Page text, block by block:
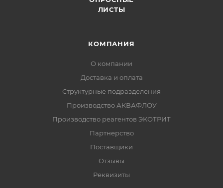
ЛИСТЫ
КОМПАНИЯ
О компании
Доставка и оплата
Структурные подразделения
Производство АКВАФЛОУ
Производство реагентов ЭКОТРИТ
Партнерство
Поставщики
Отзывы
Реквизиты